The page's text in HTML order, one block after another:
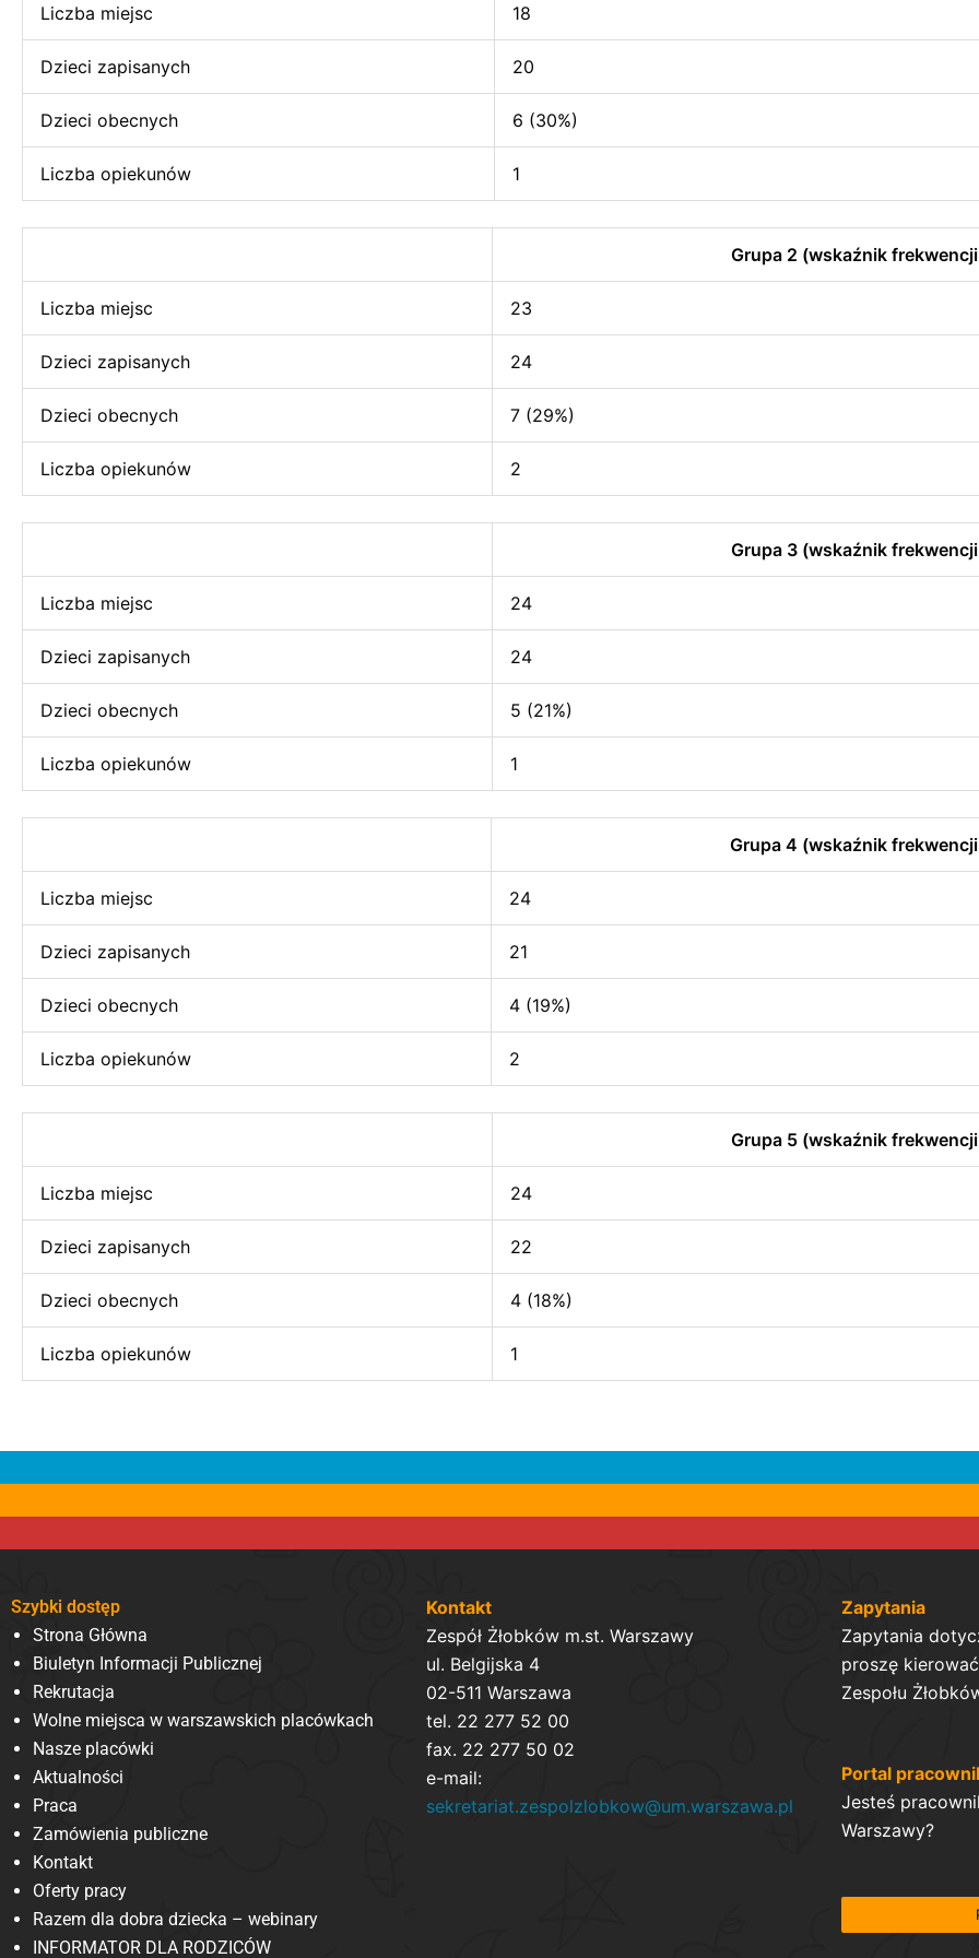
Liczba miejsc 18
Dzieci zapisanych 20
Dzieci obecnych 6 (30%)
Liczba opiekunów 1
Grupa 2 (wskaźnik
Liczba miejsc 23
Dzieci zapisanych 24
Dzieci obecnych 7 (29%)
Liczba opiekunów 2
Grupa 3 (wskaźnik
Liczba miejsc 24
Dzieci zapisanych 24
Dzieci obecnych 5 (21%)
Liczba opiekunów 1
Grupa 4 (wskaźnik
Liczba miejsc 24
Dzieci zapisanych 21
Dzieci obecnych 4 (19%)
Liczba opiekunów 2
Grupa 5 (wskaźnik
Liczba miejsc 24
Dzieci zapisanych 22
Dzieci obecnych 4 (18%)
Liczba opiekunów 1
Szybki dostęp
Strona Główna
Biuletyn Informacji Publicznej
Rekrutacja
Wolne miejsca w warszawskich placówkach
Nasze placówki
Aktualności
Praca
Zamówienia publiczne
Kontakt
Oferty pracy
Razem dla dobra dziecka – webinary
INFORMATOR DLA RODZICÓW
Kontakt
Zespół Żłobków m.st. Warszawy
ul. Belgijska 4
02-511 Warszawa
tel. 22 277 52 00
fax. 22 277 50 02
e-mail:
sekretariat.zespolzlobkow@um.warszawa.pl
Zapytania
Zapytania
proszę
Zespołu
Portal
Jesteś
Warszawy?